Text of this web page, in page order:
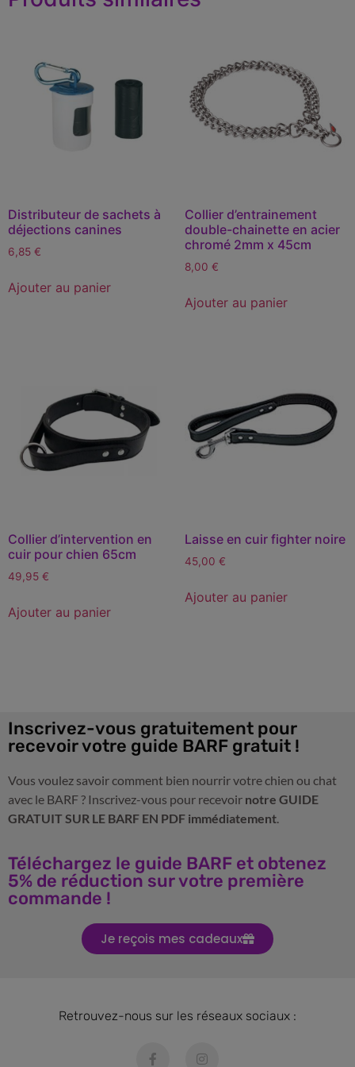
Distributeur de sachets à
déjections canines
6,85 €
Ajouter au panier
Collier d’entrainement
double-chainette en acier
chromé 2mm x 45cm
8,00 €
Ajouter au panier
Collier d’intervention en
cuir pour chien 65cm
49,95 €
Ajouter au panier
Laisse en cuir fighter noire
45,00 €
Ajouter au panier
Inscrivez-vous gratuitement pour
recevoir votre guide BARF gratuit !
Vous voulez savoir comment bien nourrir votre chien ou chat
avec le BARF ? Inscrivez-vous pour recevoir notre GUIDE
GRATUIT SUR LE BARF EN PDF immédiatement
Téléchargez le guide BARF et obtenez
5% de réduction sur votre première
commande !
Je reçois mes cadeaux
Retrouvez-nous sur les réseaux sociaux :